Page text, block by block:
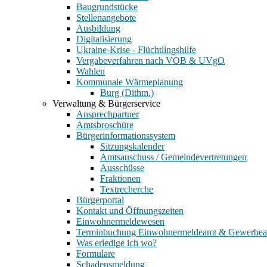
Baugrundstücke
Stellenangebote
Ausbildung
Digitalisierung
Ukraine-Krise - Flüchtlingshilfe
Vergabeverfahren nach VOB & UVgO
Wahlen
Kommunale Wärmeplanung
Burg (Dithm.)
Verwaltung & Bürgerservice
Ansprechpartner
Amtsbroschüre
Bürgerinformationssystem
Sitzungskalender
Amtsauschuss / Gemeindevertretungen
Ausschüsse
Fraktionen
Textrecherche
Bürgerportal
Kontakt und Öffnungszeiten
Einwohnermeldewesen
Terminbuchung Einwohnermeldeamt &
Was erledige ich wo?
Formulare
Schadensmeldung